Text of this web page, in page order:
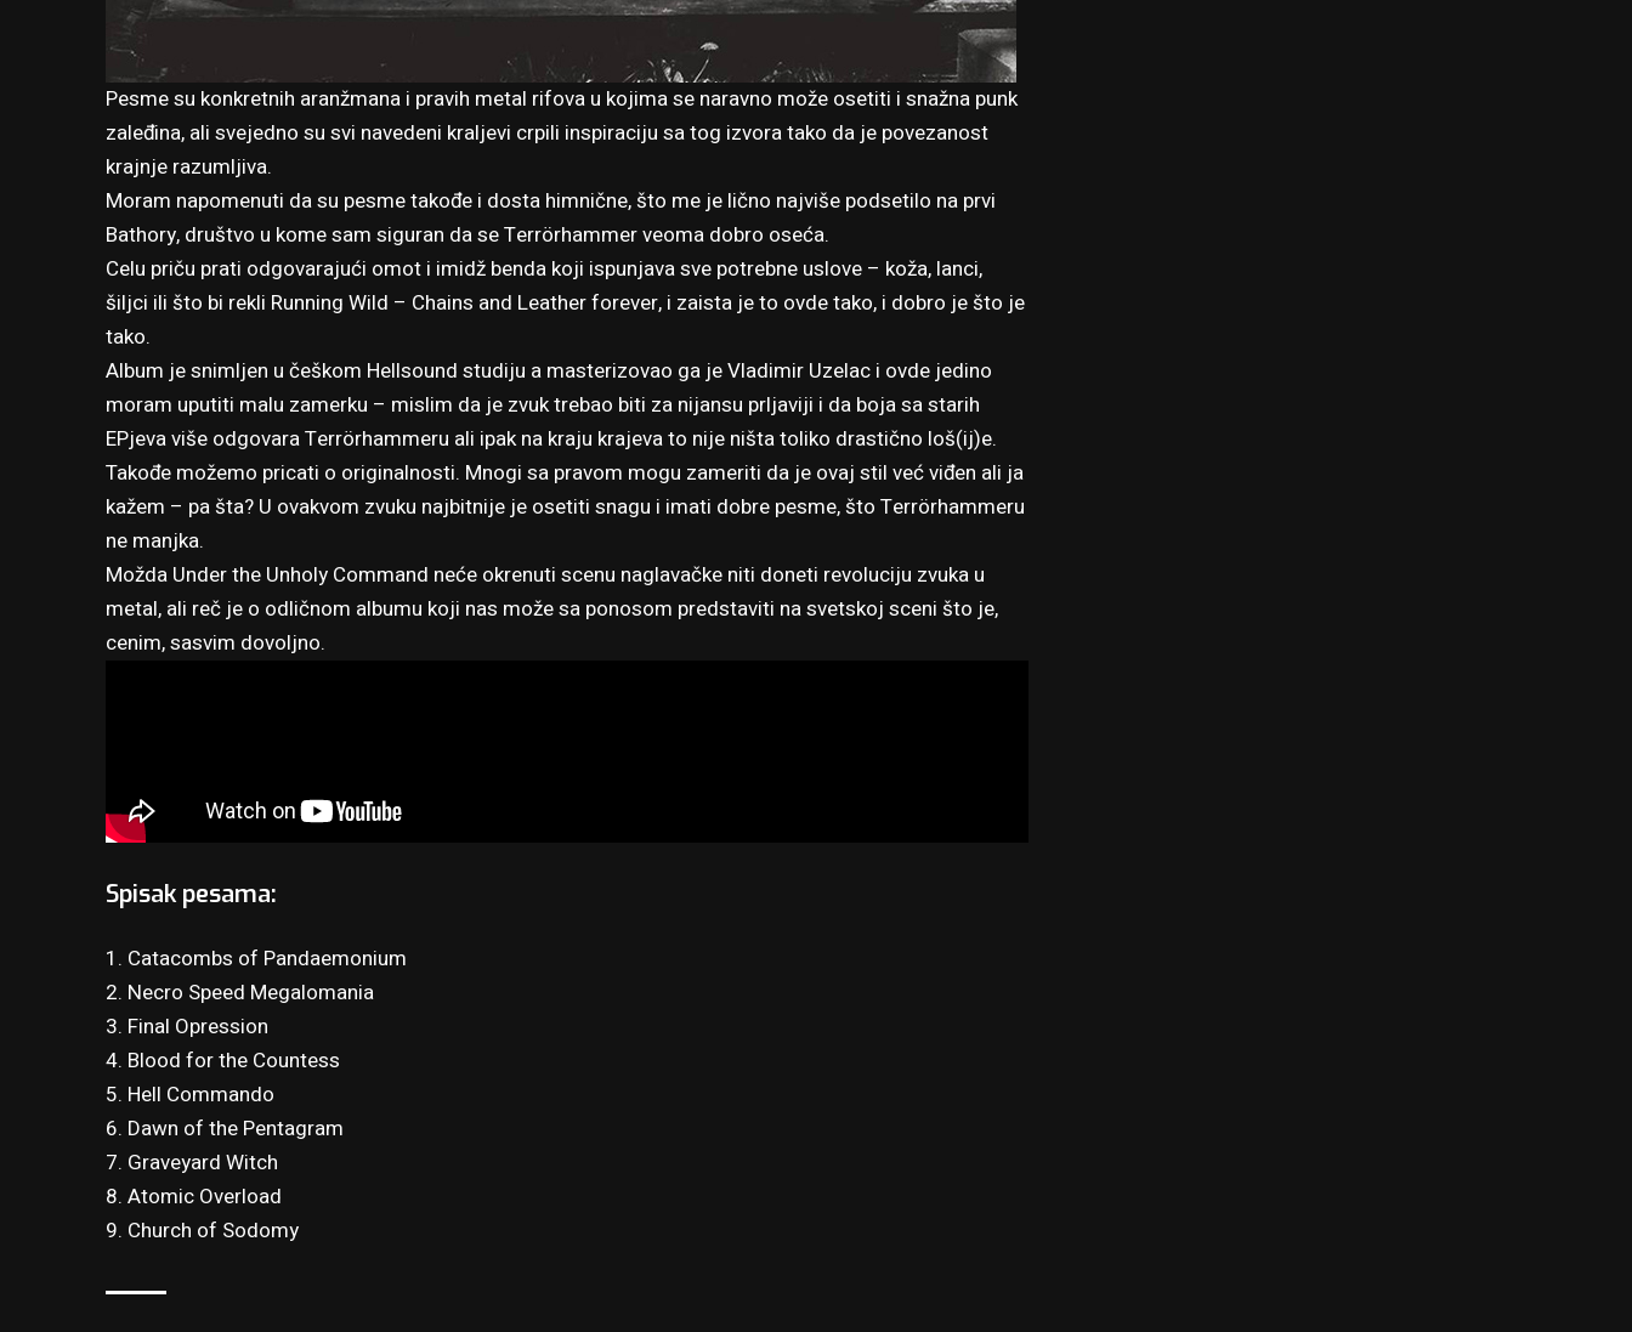
Pesme su konkretnih aranžmana i pravih metal rifova u kojima se naravno može osetiti i snažna punk
zaleđina, ali svejedno su svi navedeni kraljevi crpili inspiraciju sa tog izvora tako da je povezanost
krajnje razumljiva.
Moram napomenuti da su pesme takođe i dosta himnične, što me je lično najviše podsetilo na prvi
Bathory, društvo u kome sam siguran da se Terrörhammer veoma dobro oseća.
Celu priču prati odgovarajući omot i imidž benda koji ispunjava sve potrebne uslove – koža, lanci,
šiljci ili što bi rekli Running Wild – Chains and Leather forever, i zaista je to ovde tako, i dobro je što je
tako.
Album je snimljen u češkom Hellsound studiju a masterizovao ga je Vladimir Uzelac i ovde jedino
moram uputiti malu zamerku – mislim da je zvuk trebao biti za nijansu prljaviji i da boja sa starih
EPjeva više odgovara Terrörhammeru ali ipak na kraju krajeva to nije ništa toliko drastično loš(ij)e.
Takođe možemo pricati o originalnosti. Mnogi sa pravom mogu zameriti da je ovaj stil već viđen ali ja
kažem – pa šta? U ovakvom zvuku najbitnije je osetiti snagu i imati dobre pesme, što Terrörhammeru
ne manjka.
Možda Under the Unholy Command neće okrenuti scenu naglavačke niti doneti revoluciju zvuka u
metal, ali reč je o odličnom albumu koji nas može sa ponosom predstaviti na svetskoj sceni što je,
cenim, sasvim dovoljno.
Spisak pesama:
1. Catacombs of Pandaemonium
2. Necro Speed Megalomania
3. Final Opression
4. Blood for the Countess
5. Hell Commando
6. Dawn of the Pentagram
7. Graveyard Witch
8. Atomic Overload
9. Church of Sodomy